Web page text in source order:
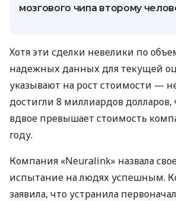
мозгового чипа второму
Хотя эти сделки невелики по
надежных данных для текущей
указывают на рост стоимости —
достигли 8 миллиардов долларов,
вдвое превышает стоимость
году.
Компания «Neuralink» назвала
испытание на людях успешным.
заявила, что устранила